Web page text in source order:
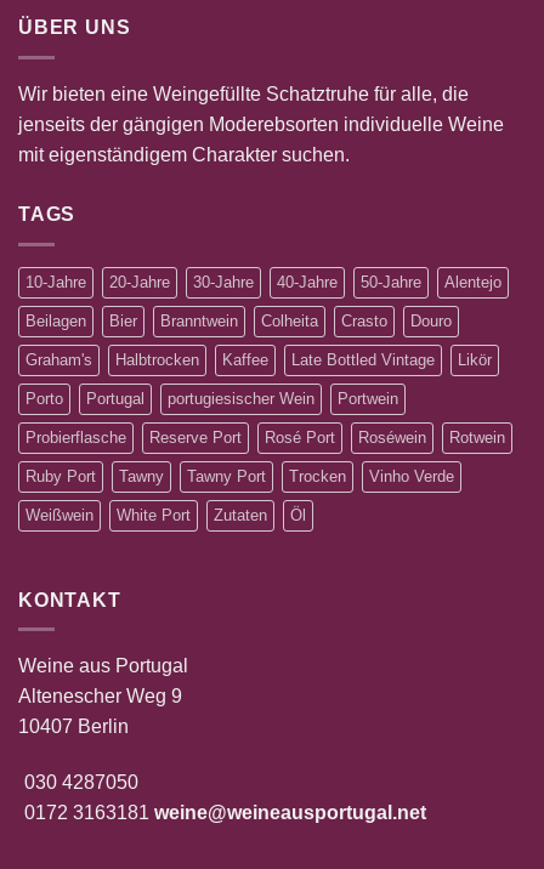
ÜBER UNS
Wir bieten eine Weingefüllte Schatztruhe für alle, die
jenseits der gängigen Moderebsorten individuelle Weine
mit eigenständigem Charakter suchen.
TAGS
10-Jahre 20-Jahre 30-Jahre 40-Jahre 50-Jahre Alentejo
Beilagen Bier Branntwein Colheita Crasto Douro
Graham's Halbtrocken Kaffee Late Bottled Vintage Likör
Porto Portugal portugiesischer Wein Portwein
Probierflasche Reserve Port Rosé Port Roséwein Rotwein
Ruby Port Tawny Tawny Port Trocken Vinho Verde
Weißwein White Port Zutaten Öl
KONTAKT
Weine aus Portugal
Altenescher Weg 9
10407 Berlin
030 4287050
0172 3163181 weine@weineausportugal.net